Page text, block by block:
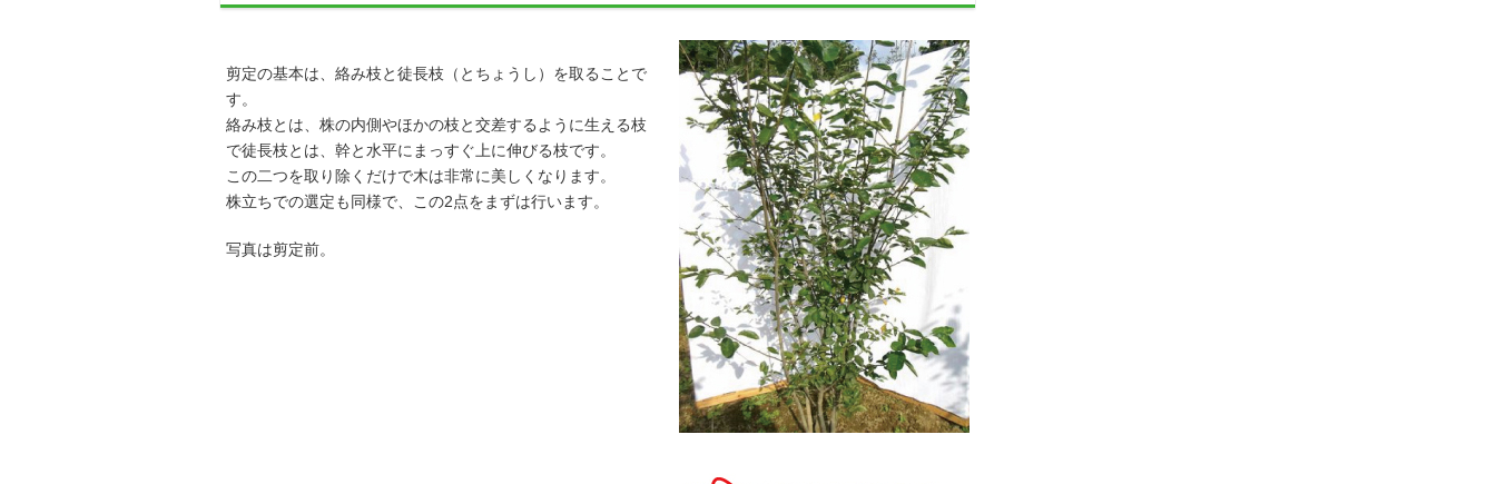
剪定の基本は、絡み枝と徒長枝（とちょうし）を取ることで
す。
絡み枝とは、株の内側やほかの枝と交差するように生える枝
で徒長枝とは、幹と水平にまっすぐ上に伸びる枝です。
この二つを取り除くだけで木は非常に美しくなります。
株立ちでの選定も同様で、この2点をまずは行います。
写真は剪定前。